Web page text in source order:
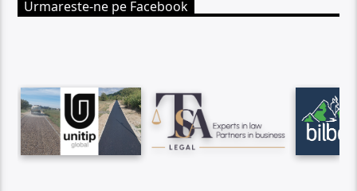
Urmareste-ne pe Facebook